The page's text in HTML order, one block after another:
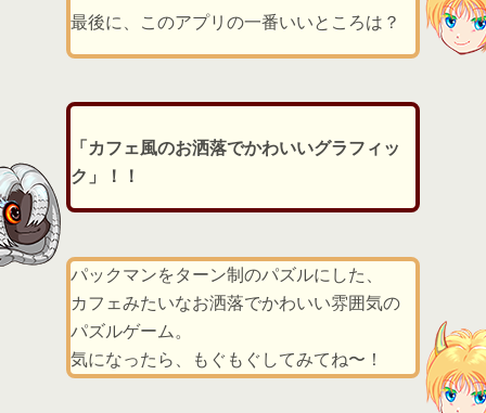
最後に、このアプリの一番いいところは？
「カフェ風のお洒落でかわいいグラフィッ
ク」！！
パックマンをターン制のパズルにした、
カフェみたいなお洒落でかわいい雰囲気の
パズルゲーム。
気になったら、もぐもぐしてみてね〜！